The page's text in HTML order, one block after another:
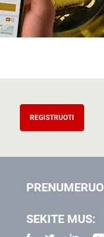
REGISTRUOTI
SEKITE MUS: